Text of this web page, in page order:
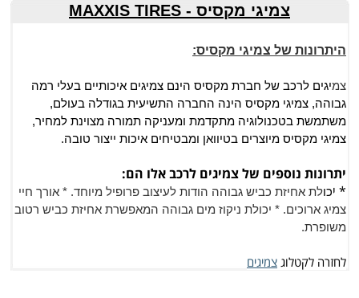
צמיגי מקסיס - MAXXIS TIRES
היתרונות של צמיגי מקסיס:
צמיגים לרכב של חברת מקסיס הינם צמיגים איכותיים בעלי רמה
גבוהה, צמיגי מקסיס הינה החברה התשיעית בגודלה בעולם,
משתמשת בטכנולוגיה מתקדמת ומעניקה תמורה מצוינת למחיר,
צמיגי מקסיס מיוצרים בטיוואן ומבטיחים איכות ייצור טובה.
יתרונות נוספים של צמיגים לרכב אלו הם:
* יכולת אחיזת כביש גבוהה הודות לעיצוב פרופיל מיוחד. * אורך חיי
צמיג ארוכים. * יכולת ניקוז מים גבוהה המאפשרת אחיזת כביש רטוב
משופרת.
לחזרה לקטלוג צמיגים